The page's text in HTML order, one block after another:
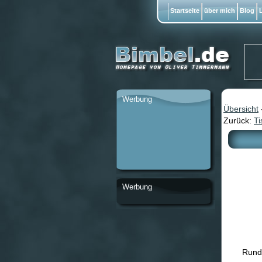
Übersicht
Zurück:
Werbung
Werbung
Startseite über mich Blog